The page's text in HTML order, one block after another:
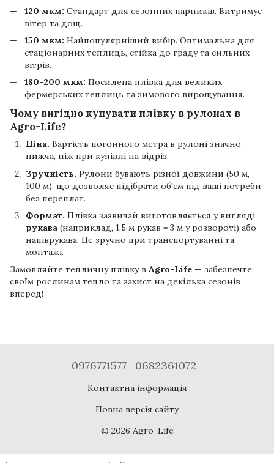
120 мкм: Стандарт для сезонних парників. Витримує
вітер та дощ.
150 мкм: Найпопулярніший вибір. Оптимальна для
стаціонарних теплиць, стійка до граду та сильних
вітрів.
180-200 мкм: Посилена плівка для великих
фермерських теплиць та зимового вирощування.
Чому вигідно купувати плівку в рулонах в
Agro-Life?
Ціна. Вартість погонного метра в рулоні значно
нижча, ніж при купівлі на відріз.
Зручність. Рулони бувають різної довжини (50 м,
100 м), що дозволяє підібрати об'єм під ваші потреби
без переплат.
Формат. Плівка зазвичай виготовляється у вигляді
рукава (наприклад, 1.5 м рукав = 3 м у розвороті) або
напіврукава. Це зручно при транспортуванні та
монтажі.
Замовляйте тепличну плівку в Agro-Life — забезпечте
своїм рослинам тепло та захист на декілька сезонів
вперед!
0976771577 0682361072
Контактна інформація
Повна версія сайту
© 2026 Agro-Life